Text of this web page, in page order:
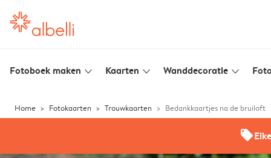
Fotoboek maken slim_arrow_down Kaarten slim_arrow_down Wanddecoratie slim_arrow_down
Home Fotokaarten Trouwkaarten Bedankkaartjes na de bruiloft
offers